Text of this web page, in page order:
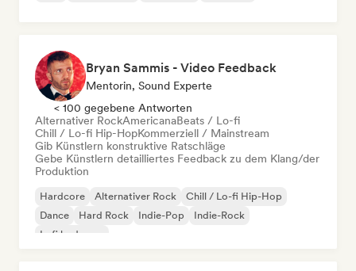
Bryan Sammis - Video Feedback
Mentorin, Sound Experte
< 100 gegebene Antworten
Alternativer RockAmericanaBeats / Lo-fi
Chill / Lo-fi Hip-HopKommerziell / Mainstream
Gib Künstlern konstruktive Ratschläge
Gebe Künstlern detailliertes Feedback zu dem Klang/der
Produktion
Hardcore Alternativer Rock
Chill / Lo-fi Hip-Hop
Dance
Hard Rock Indie-Pop
Indie-Rock
Lofi bedroom